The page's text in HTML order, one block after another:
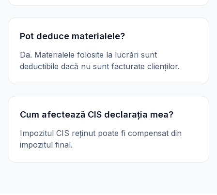
Pot deduce materialele?
Da. Materialele folosite la lucrări sunt
deductibile dacă nu sunt facturate clienților.
Cum afectează CIS declarația mea?
Impozitul CIS reținut poate fi compensat din
impozitul final.